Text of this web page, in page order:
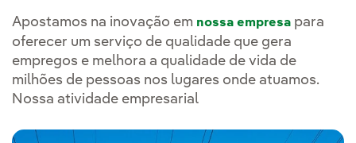
Apostamos na inovação em nossa empresa para
oferecer um serviço de qualidade que gera
empregos e melhora a qualidade de vida de
milhões de pessoas nos lugares onde atuamos.
Nossa atividade empresarial